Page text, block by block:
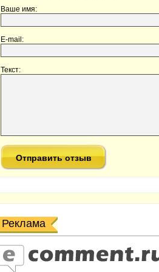
Ваше имя:
E-mail:
Текст:
Реклама